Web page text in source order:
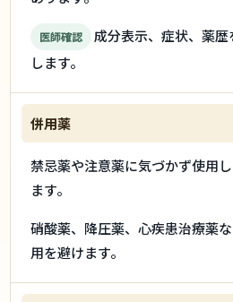
医師確認
成分表示、症状、薬
します。
併用薬
禁忌薬や注意薬に気づかず使用
ます。
硝酸薬、降圧薬、心疾患治療薬
用を避けます。